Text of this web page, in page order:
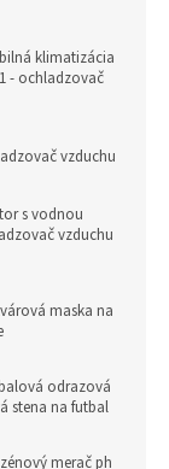
klimatizácia
- ochladzovač
vzduchu
s vodnou
vzduchu
maska na
odrazová
stena na futbal
merač ph